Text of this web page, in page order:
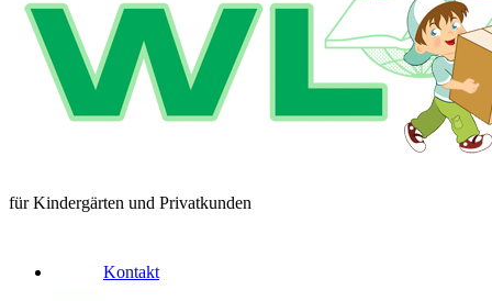
für Kindergärten und Privatkunden
Kontakt